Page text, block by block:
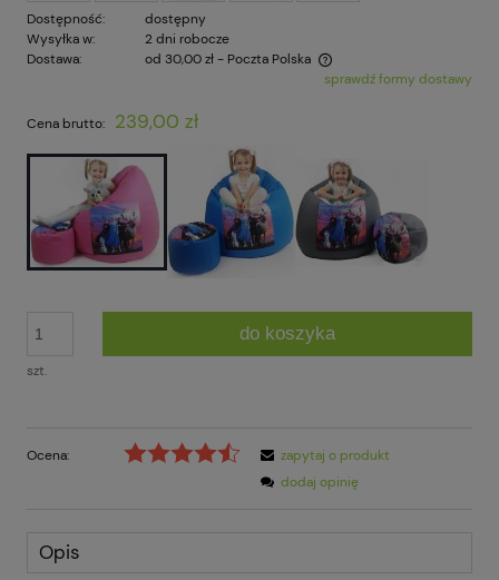
Dostępność:
dostępny
Wysyłka w:
2 dni robocze
Dostawa:
od 30,00 zł- Poczta Polska
Cena nie zawiera ewentualnych kosztów płatnościsprawdź formy dostawy
Cena brutto: 239,00 zł
szt.
do koszyka
Ocena:
zapytaj o produkt
dodaj opinię
Opis